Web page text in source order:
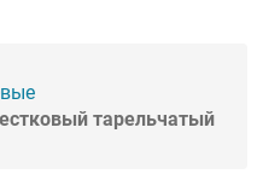
тарельчатый